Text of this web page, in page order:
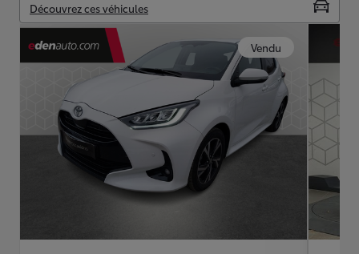
Découvrez ces véhicules
Vendu